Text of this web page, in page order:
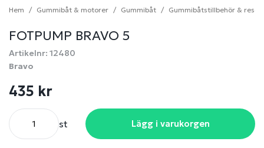
Hem Gummibåt & motorer Gummibåt Gummibåtstillbehör &
FOTPUMP BRAVO 5
Artikelnr: 12480
Bravo
435 kr
st Lägg i varukorgen